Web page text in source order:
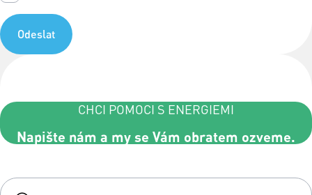
Odeslat
CHCI POMOCI S ENERGIEMI
Napište nám a my se Vám obratem ozveme.